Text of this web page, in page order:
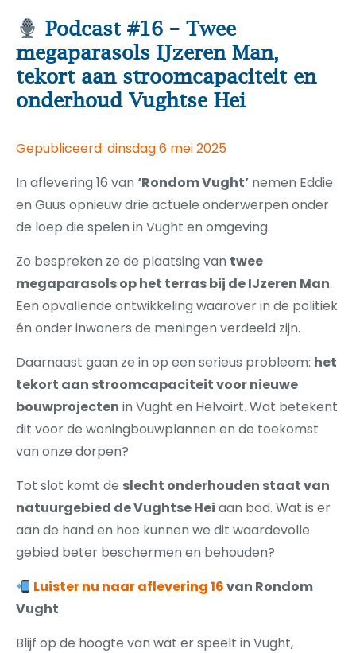
Podcast #16 – Twee
megaparasols IJzeren Man,
tekort aan stroomcapaciteit en
onderhoud Vughtse Hei
Gepubliceerd: dinsdag 6 mei 2025
In aflevering 16 van ‘Rondom Vught’ nemen Eddie
en Guus opnieuw drie actuele onderwerpen onder
de loep die spelen in Vught en omgeving.
Zo bespreken ze de plaatsing van twee
megaparasols op het terras bij de IJzeren Man.
Een opvallende ontwikkeling waarover in de politiek
én onder inwoners de meningen verdeeld zijn.
Daarnaast gaan ze in op een serieus probleem: het
tekort aan stroomcapaciteit voor nieuwe
bouwprojecten in Vught en Helvoirt. Wat betekent
dit voor de woningbouwplannen en de toekomst
van onze dorpen?
Tot slot komt de slecht onderhouden staat van
natuurgebied de Vughtse Hei aan bod. Wat is er
aan de hand en hoe kunnen we dit waardevolle
gebied beter beschermen en behouden?
Luister nu naar aflevering 16van Rondom
Vught
Blijf op de hoogte van wat er speelt in Vught,